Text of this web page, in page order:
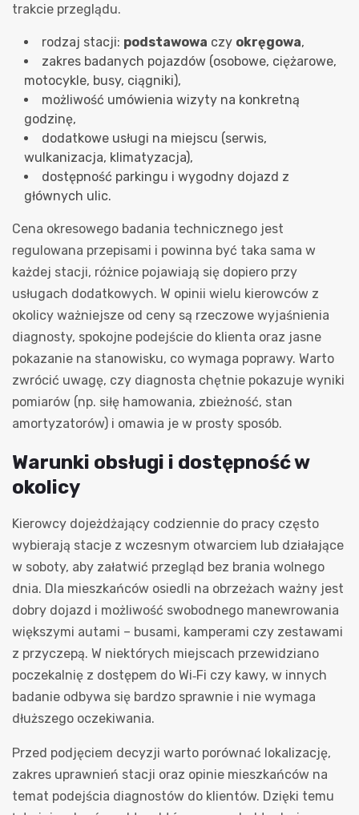
trakcie przeglądu.
rodzaj stacji: podstawowa czy okręgowa,
zakres badanych pojazdów (osobowe, ciężarowe,
motocykle, busy, ciągniki),
możliwość umówienia wizyty na konkretną
godzinę,
dodatkowe usługi na miejscu (serwis,
wulkanizacja, klimatyzacja),
dostępność parkingu i wygodny dojazd z
głównych ulic.
Cena okresowego badania technicznego jest
regulowana przepisami i powinna być taka sama w
każdej stacji, różnice pojawiają się dopiero przy
usługach dodatkowych. W opinii wielu kierowców z
okolicy ważniejsze od ceny są rzeczowe wyjaśnienia
diagnosty, spokojne podejście do klienta oraz jasne
pokazanie na stanowisku, co wymaga poprawy. Warto
zwrócić uwagę, czy diagnosta chętnie pokazuje wyniki
pomiarów (np. siłę hamowania, zbieżność, stan
amortyzatorów) i omawia je w prosty sposób.
Warunki obsługi i dostępność w
okolicy
Kierowcy dojeżdżający codziennie do pracy często
wybierają stacje z wczesnym otwarciem lub działające
w soboty, aby załatwić przegląd bez brania wolnego
dnia. Dla mieszkańców osiedli na obrzeżach ważny jest
dobry dojazd i możliwość swobodnego manewrowania
większymi autami – busami, kamperami czy zestawami
z przyczepą. W niektórych miejscach przewidziano
poczekalnię z dostępem do Wi‑Fi czy kawy, w innych
badanie odbywa się bardzo sprawnie i nie wymaga
dłuższego oczekiwania.
Przed podjęciem decyzji warto porównać lokalizację,
zakres uprawnień stacji oraz opinie mieszkańców na
temat podejścia diagnostów do klientów. Dzięki temu